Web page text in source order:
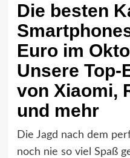
Die besten
Euro im
Unsere Top-
von Xiaomi,
und mehr
Die Jagd nach dem
noch nie so viel Spaß